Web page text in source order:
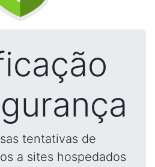
tentativas de
a sites hospedados